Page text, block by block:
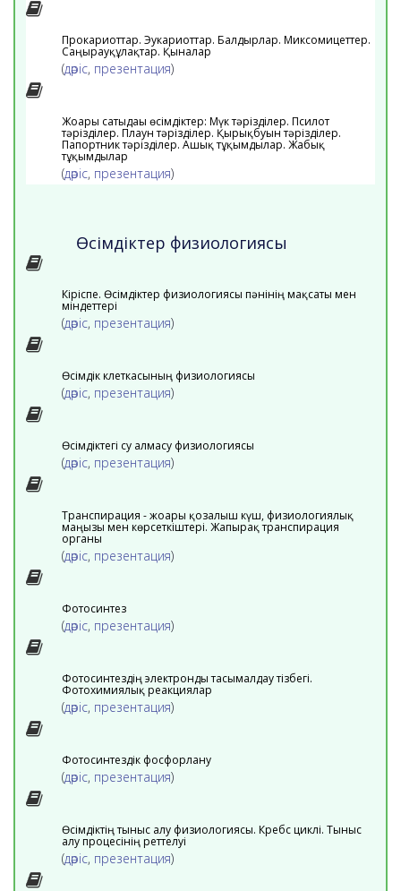
Прокариоттар. Эукариоттар. Балдырлар. Миксомицеттер.
Саңырауқұлақтар. Қыналар
(дәріс, презентация)
Жоғары сатыдағы өсімдіктер: Мүк тәрізділер. Псилот
тәрізділер. Плаун тәрізділер. Қырықбуын тәрізділер.
Папортник тәрізділер. Ашық тұқымдылар. Жабық
тұқымдылар
(дәріс, презентация)
Өсімдіктер физиологиясы
Кіріспе. Өсімдіктер физиологиясы пәнінің мақсаты мен
міндеттері
(дәріс, презентация)
Өсімдік клеткасының физиологиясы
(дәріс, презентация)
Өсімдіктегі су алмасу физиологиясы
(дәріс, презентация)
Транспирация - жоғарғы қозғалғыш күш, физиологиялық
маңызы мен көрсеткіштері. Жапырақ транспирация
органы
(дәріс, презентация)
Фотосинтез
(дәріс, презентация)
Фотосинтездің электронды тасымалдау тізбегі.
Фотохимиялық реакциялар
(дәріс, презентация)
Фотосинтездік фосфорлану
(дәріс, презентация)
Өсімдіктің тыныс алу физиологиясы. Кребс циклі. Тыныс
алу процесінің реттелуі
(дәріс, презентация)